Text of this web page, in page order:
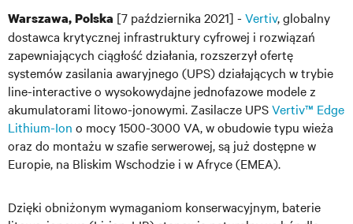
Warszawa, Polska [7 października 2021] - Vertiv, globalny
dostawca krytycznej infrastruktury cyfrowej i rozwiązań
zapewniających ciągłość działania, rozszerzył ofertę
systemów zasilania awaryjnego (UPS) działających w trybie
line-interactive o wysokowydajne jednofazowe modele z
akumulatorami litowo-jonowymi. Zasilacze UPSVertiv™ Edge
Lithium-Ion o mocy 1500-3000 VA, w obudowie typu wieża
oraz do montażu w szafie serwerowej, są już dostępne w
Europie, na Bliskim Wschodzie i w Afryce (EMEA).
Dzięki obniżonym wymaganiom konserwacyjnym, baterie